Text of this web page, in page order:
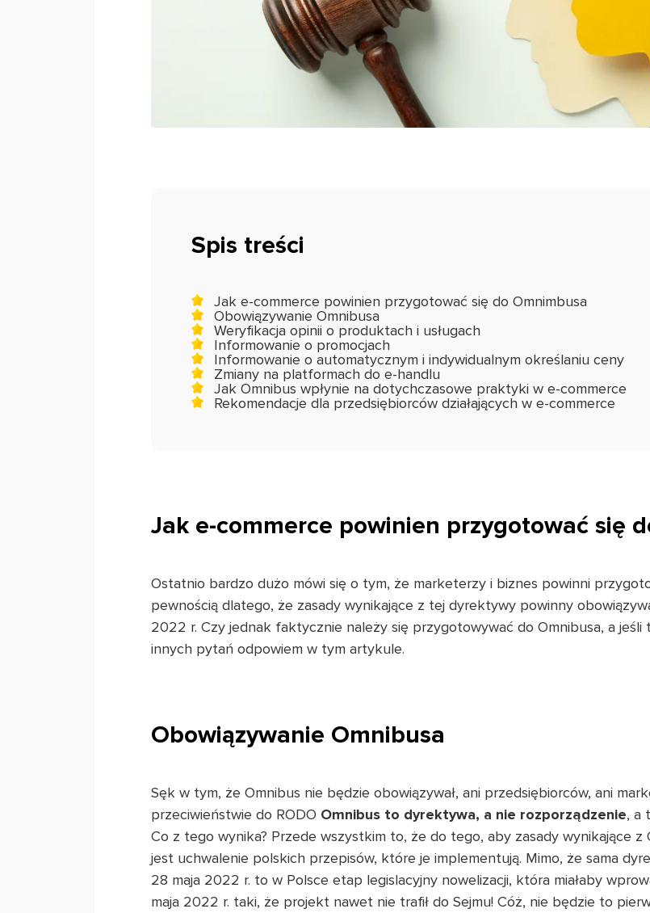
Spis treści
Jak e-commerce powinien przygotować się do Omnimbusa
Obowiązywanie Omnibusa
Weryfikacja opinii o produktach i usługach
Informowanie o promocjach
Informowanie o automatycznym i indywidualnym określaniu ceny
Zmiany na platformach do e-handlu
Jak Omnibus wpłynie na dotychczasowe praktyki w e-commerce
Rekomendacje dla przedsiębiorców działających w e-commerce
Jak e-commerce powinien przygotować się
Ostatnio bardzo dużo mówi się o tym, że marketerzy i biznes powinni
pewnością dlatego, że zasady wynikające z tej dyrektywy powinny
2022 r. Czy jednak faktycznie należy się przygotowywać do Omnibusa, a jeśli
innych pytań odpowiem w tym artykule.
Obowiązywanie Omnibusa
Sęk w tym, że Omnibus nie będzie obowiązywał, ani przedsiębiorców, ani
przeciwieństwie do RODO Omnibus to dyrektywa, a nie rozporządzenie, a
Co z tego wynika? Przede wszystkim to, że do tego, aby zasady wynikające z
jest uchwalenie polskich przepisów, które je implementują. Mimo, że sama
28 maja 2022 r. to w Polsce etap legislacyjny nowelizacji, która miałaby
maja 2022 r. taki, że projekt nawet nie trafił do Sejmu! Cóż, nie będzie to